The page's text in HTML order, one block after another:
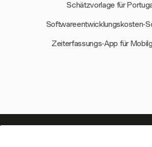
Schätzvorlage für
Softwareentwicklungskosten-
Zeiterfassungs-App für
Ihre Zeit verdient es,